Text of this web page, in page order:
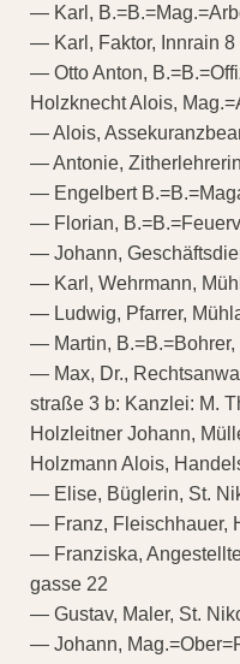
— Karl,
— Karl, Faktor, Innrain 8
— Otto Anton,
Holzknecht Alois,
— Alois,
— Antonie,
— Engelbert
— Florian,
— Johann,
— Karl, Wehrmann,
— Ludwig, Pfarrer,
— Martin,
— Max, Dr.,
straße 3 b: Kanzlei: M.
Holzleitner Johann,
Holzmann Alois,
— Elise, Büglerin, St.
— Franz, Fleischhauer,
— Franziska,
gasse 22
— Gustav, Maler, St.
— Johann,